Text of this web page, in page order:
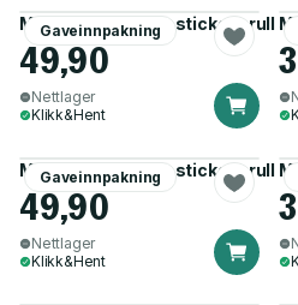
Gaveinnpakning
Merkelapper 50pk stickers rull
49,90
Nettlager
Klikk&Hent
Gaveinnpakning
Merkelapper 50pk stickers rull
49,90
Nettlager
Klikk&Hent